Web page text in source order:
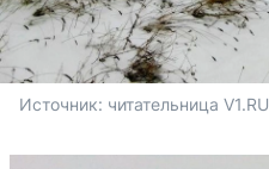
Источник: читательница V1.RU